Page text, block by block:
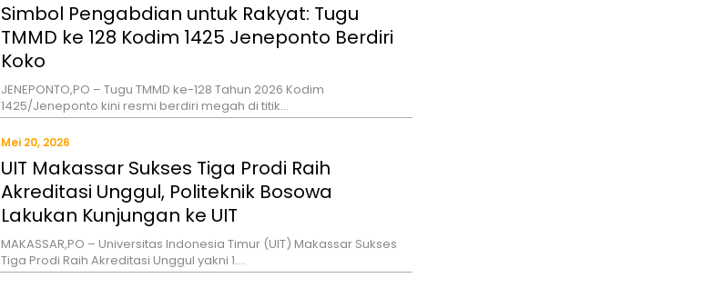
Simbol Pengabdian untuk Rakyat: Tugu
TMMD ke 128 Kodim 1425 Jeneponto Berdiri
Koko
JENEPONTO,PO – Tugu TMMD ke-128 Tahun 2026 Kodim
1425/Jeneponto kini resmi berdiri megah di titik…
Mei 20, 2026
UIT Makassar Sukses Tiga Prodi Raih
Akreditasi Unggul, Politeknik Bosowa
Lakukan Kunjungan ke UIT
MAKASSAR,PO – Universitas Indonesia Timur (UIT) Makassar Sukses
Tiga Prodi Raih Akreditasi Unggul yakni 1….